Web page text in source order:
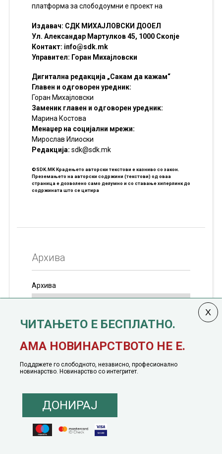
платформа за слободоумни е проект на
Издавач: СДК МИХАЈЛОВСКИ ДООЕЛ
Ул. Александар Мартулков 45, 1000 Скопје
Контакт: info@sdk.mk
Управител: Горан Михајловски
Дигитална редакција „Сакам да кажам“
Главен и одговорен уредник:
Горан Михајловски
Заменик главен и одговорен уредник:
Марина Костова
Менаџер на социјални мрежи:
Мирослав Илиоски
Редакцијa: sdk@sdk.mk
©SDK.MK Крадењето авторски текстови е казниво со закон.
Преземањето на авторски содржини (текстови) од оваа
страница е дозволено само делумно и со ставање хиперлинк до
содржината што се цитира
Архива
Архива
јануари, 1991 година
© 2016 - 2026 Сакам Да Кажам. Сите права задржани |
Понуда за политичко рекламирање
Политика на инклузија
Кодекс на однесување
ЧИТАЊЕТО Е БЕСПЛАТНО.
АМА НОВИНАРСТВОТО НЕ Е.
Поддржете го слободното, независно, професионално
новинарство. Новинарство со интегритет.
ДОНИРАЈ